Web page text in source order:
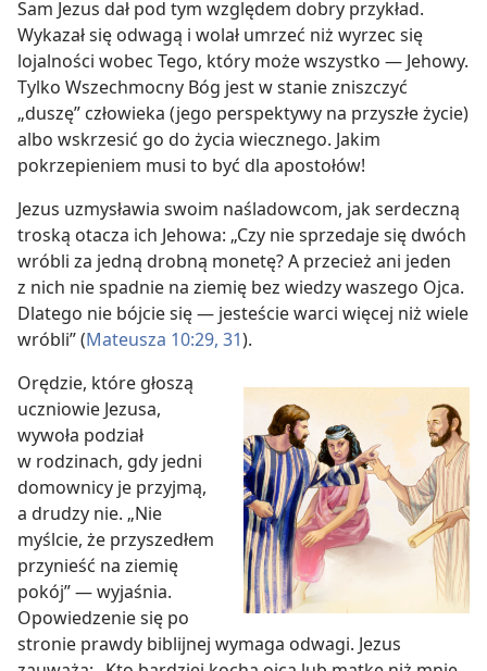
Sam Jezus dał pod tym względem dobry przykład.
Wykazał się odwagą i wolał umrzeć niż wyrzec się
lojalności wobec Tego, który może wszystko — Jehowy.
Tylko Wszechmocny Bóg jest w stanie zniszczyć
„duszę” człowieka (jego perspektywy na przyszłe życie)
albo wskrzesić go do życia wiecznego. Jakim
pokrzepieniem musi to być dla apostołów!
Jezus uzmysławia swoim naśladowcom, jak serdeczną
troską otacza ich Jehowa: „Czy nie sprzedaje się dwóch
wróbli za jedną drobną monetę? A przecież ani jeden
z nich nie spadnie na ziemię bez wiedzy waszego Ojca.
Dlatego nie bójcie się — jesteście warci więcej niż wiele
wróbli” (Mateusza 10:29, 31).
Orędzie, które głoszą
uczniowie Jezusa,
wywoła podział
w rodzinach, gdy jedni
domownicy je przyjmą,
a drudzy nie. „Nie
myślcie, że przyszedłem
przynieść na ziemię
pokój” — wyjaśnia.
Opowiedzenie się po
stronie prawdy biblijnej wymaga odwagi. Jezus